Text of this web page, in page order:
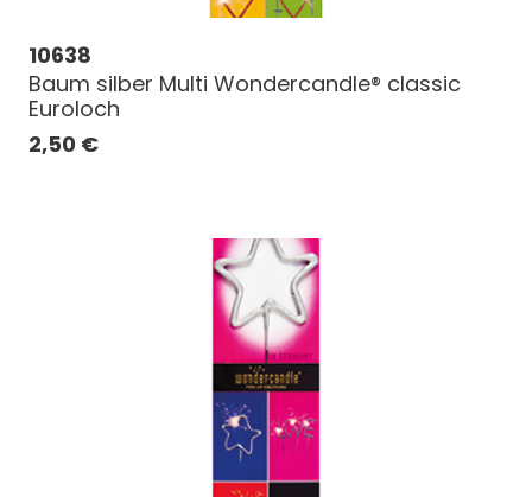
10638
Baum silber Multi Wondercandle® classic
Euroloch
2,50 €